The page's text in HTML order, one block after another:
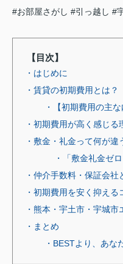
#お部屋さがし #引っ越し #
【目次】
・はじめに
・賃貸の初期費用とは？
・【初期費用の主な
・初期費用が高く感じる
・敷金・礼金って何が違
・「敷金礼金ゼ
・仲介手数料・保証会社
・初期費用を安く抑える
・熊本・宇土市・宇城
・まとめ
・BESTより、あな